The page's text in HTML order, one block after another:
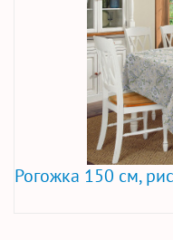
Рогожка 150 см,